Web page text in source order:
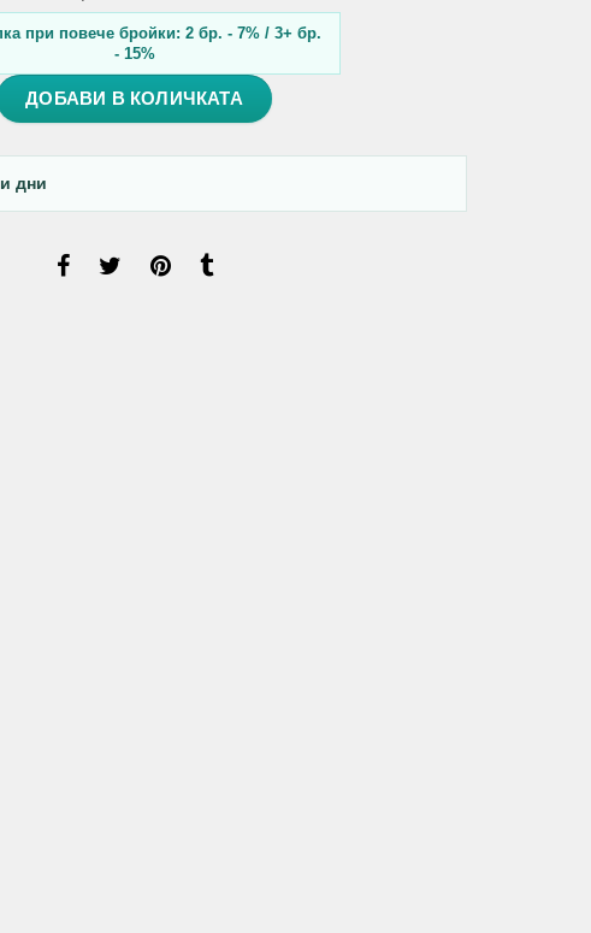
при повече бройки: 2 бр. - 7% / 3+ бр.
- 15%
ДОБАВИ В КОЛИЧКАТА
дни